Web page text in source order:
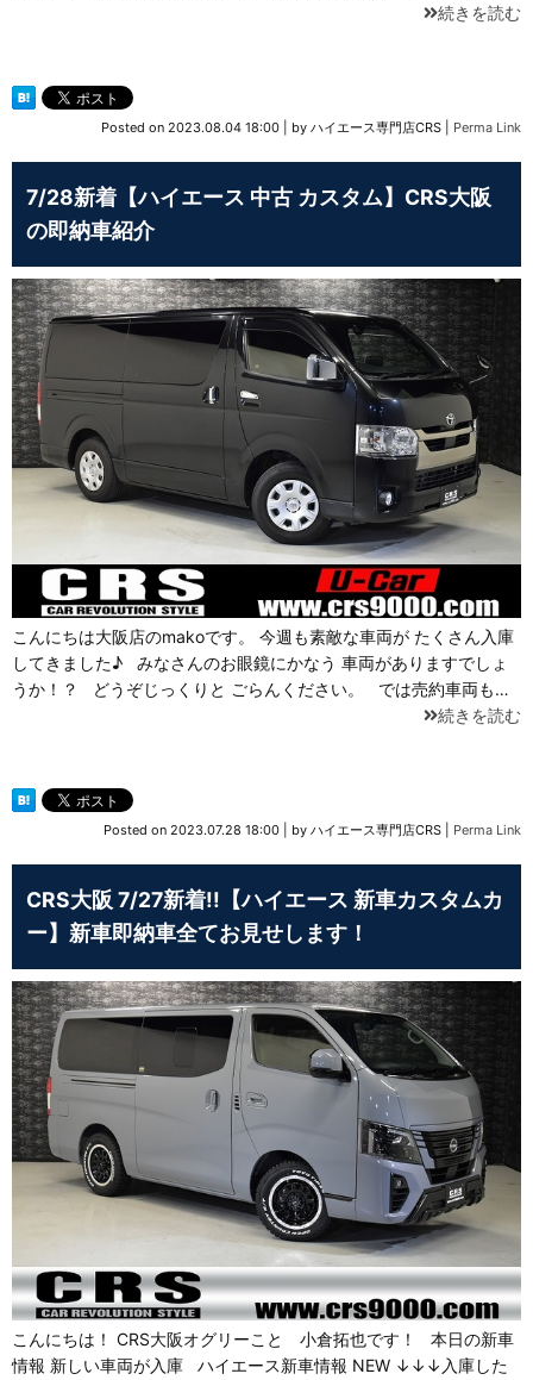
続きを読む
Posted on 2023.08.04 18:00 by ハイエース専門店CRS Perma Link
7/28新着【ハイエース 中古 カスタム】CRS大阪
の即納車紹介
こんにちは大阪店のmakoです。 今週も素敵な車両が たくさん入庫
してきました♪ みなさんのお眼鏡にかなう 車両がありますでしょ
うか！？ どうぞじっくりと ごらんください。 では売約車両も…
続きを読む
Posted on 2023.07.28 18:00 by ハイエース専門店CRS Perma Link
CRS大阪 7/27新着!!【ハイエース 新車カスタムカ
ー】新車即納車全てお見せします！
こんにちは！ CRS大阪オグリーこと 小倉拓也です！ 本日の新車
情報 新しい車両が入庫 ハイエース新車情報 NEW ↓↓↓入庫した